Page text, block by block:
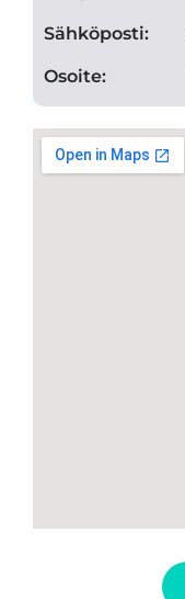
Sähköposti:
Osoite: